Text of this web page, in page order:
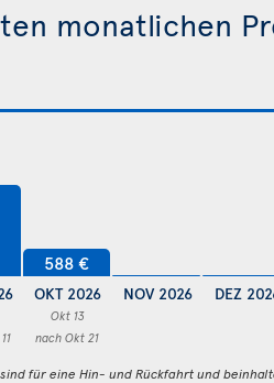
monatlichen
588 €
OKT 2026
Okt 13
nach Okt 21
NOV 2026 DEZ
für eine Hin- und Rückfahrt und